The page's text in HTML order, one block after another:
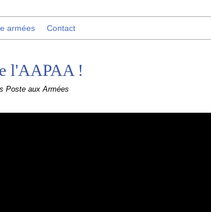
armées Contact
l'AAPAA !
Poste aux Armées